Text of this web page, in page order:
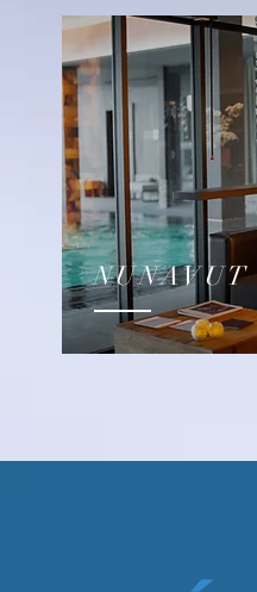
NUNAVUT